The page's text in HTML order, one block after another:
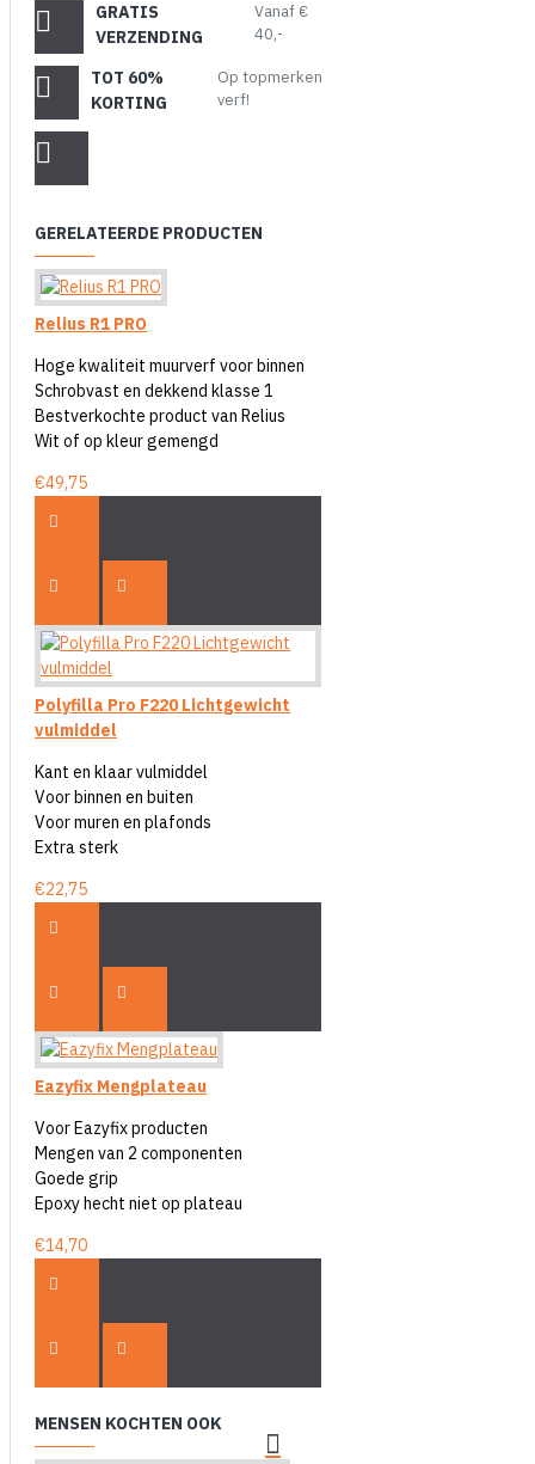
GRATIS
VERZENDING
Vanaf €
40,-
TOT 60%
KORTING
Op topmerken
verf!
GERELATEERDE PRODUCTEN
Relius R1 PRO
Hoge kwaliteit muurverf voor binnen
Schrobvast en dekkend klasse 1
Bestverkochte product van Relius
Wit of op kleur gemengd
€49,75
Polyfilla Pro F220 Lichtgewicht
vulmiddel
Kant en klaar vulmiddel
Voor binnen en buiten
Voor muren en plafonds
Extra sterk
€22,75
Eazyfix Mengplateau
Voor Eazyfix producten
Mengen van 2 componenten
Goede grip
Epoxy hecht niet op plateau
€14,70
MENSEN KOCHTEN OOK